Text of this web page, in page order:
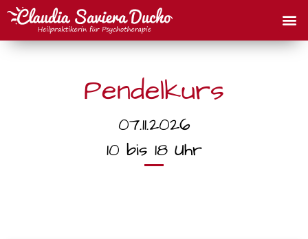
Pendelkurs
07.11.2026
10 bis 18 Uhr